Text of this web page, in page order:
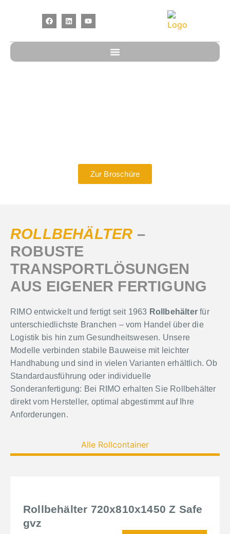
Zur Broschüre
ROLLBEHÄLTER –
ROBUSTE
TRANSPORTLÖSUNGEN
AUS EIGENER FERTIGUNG
RIMO entwickelt und fertigt seit 1963 Rollbehälter für
unterschiedlichste Branchen – vom Handel über die
Logistik bis hin zum Gesundheitswesen. Unsere
Modelle verbinden stabile Bauweise mit leichter
Handhabung und sind in vielen Varianten erhältlich. Ob
Standardausführung oder individuelle
Sonderanfertigung: Bei RIMO erhalten Sie Rollbehälter
direkt vom Hersteller, optimal abgestimmt auf Ihre
Anforderungen.
Alle Rollcontainer
Rollbehälter 720x810x1450 Z Safe
gvz